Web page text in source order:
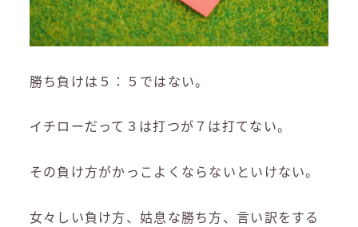
勝ち負けは５：５ではない。
イチローだって３は打つが７は打てない。
その負け方がかっこよくならないといけない。
女々しい負け方、姑息な勝ち方、言い訳をする